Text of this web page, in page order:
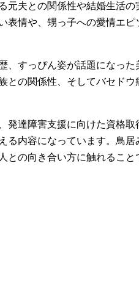
元夫との関係性や結婚生活の
表情や、甥っ子への愛情エピ
、すっぴん姿が話題になった
との関係性、そしてバセドウ
発達障害支援に向けた資格取
る内容になっています。鳥居
との向き合い方に触れること